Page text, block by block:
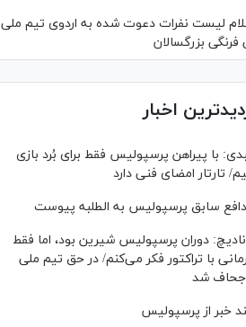
لیست نفرات دعوت شده به اردوی تیم ملی
بزرگسالان
اخبار
با پیراهن پرسپولیس فقط برای بُرد بازی
تارتار امضای فنی دارد
سابق پرسپولیس به الطلبه پیوست
دوران پرسپولیس شیرین بود، اما فقط
با تراکتور فکر می‌کنم/ در حق تیم ملی
اجحاف شد
خبر از پرسپولیس